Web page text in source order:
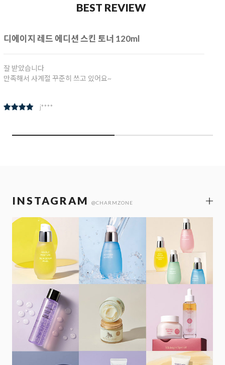
BEST REVIEW
참인셀 리추얼 아이크림 30ml
참존 참인셀 리추얼 아이크림 여러번 주문 구입해서 사용중입니다. 좋
아요
INSTAGRAM @CHARMZONE